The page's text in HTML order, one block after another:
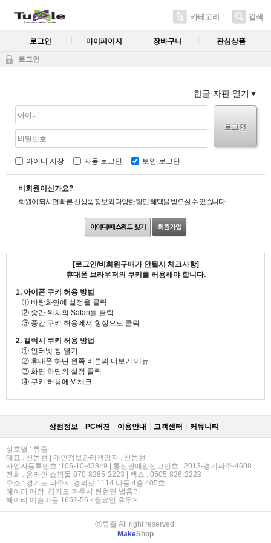
카테고리 검색
로그인 마이페이지 장바구니 관심상품
로그인
한글 자판 열기
로그인
아이디 저장 자동 로그인 보안 로그인
비회원이신가요?
회원이 되시면 빠른 신상품 정보와 다양한 할인 혜택을 받으실 수 있습니다.
아이디/패스워드 찾기 회원가입
[로그인/비회원구매가 안될시 체크사항]
휴대폰 브라우저의 쿠키를 허용해야 합니다.
1. 아이폰 쿠키 허용 방법
① 바탕화면에 설정을 클릭
② 중간 위치의 Safari를 클릭
③ 중간 쿠키 허용에서 항상으로 클릭
2. 갤럭시 쿠키 허용 방법
① 인터넷 창 열기
② 휴대폰 하단 왼쪽 버튼의 더보기 메뉴
③ 화면 하단의 설정 클릭
④ 쿠키 허용에 V 체크
상점정보 PC버젼 이용안내 고객센터 커뮤니티
상호명 : 튜즐
대표 : 신동현 | 개인정보관리책임자 : 신동현
사업자등록번호 :106-10-43849 | 통신판매업신고번호 : 2013-경기파주-4608
전화 : 온라인 쇼핑몰 070-8285-2223 | 팩스 : 0505-826-2223
주소 : 경기도 파주시 경의로 1114 나동 4층 405호
헤이리 매장: 경기도 파주시 탄현면 법흥리
헤이리 예술마을 1652-56 <월요일 휴무>
ⓒ튜즐 All right reserved.
MakeShop